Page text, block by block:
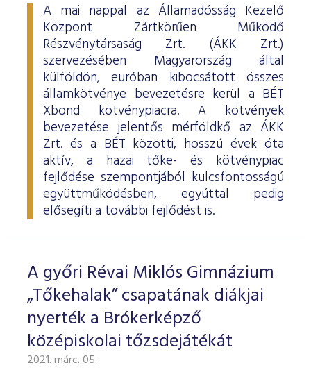
A mai nappal az Államadósság Kezelő
Központ Zártkörűen Működő
Részvénytársaság Zrt. (ÁKK Zrt.)
szervezésében Magyarország által
külföldön, euróban kibocsátott összes
államkötvénye bevezetésre kerül a BÉT
Xbond kötvénypiacra. A kötvények
bevezetése jelentős mérföldkő az ÁKK
Zrt. és a BÉT közötti, hosszú évek óta
aktív, a hazai tőke- és kötvénypiac
fejlődése szempontjából kulcsfontosságú
együttműködésben, egyúttal pedig
elősegíti a további fejlődést is.
A győri Révai Miklós Gimnázium
„Tőkehalak” csapatának diákjai
nyerték a Brókerképző
középiskolai tőzsdejátékát
2021. márc. 05.